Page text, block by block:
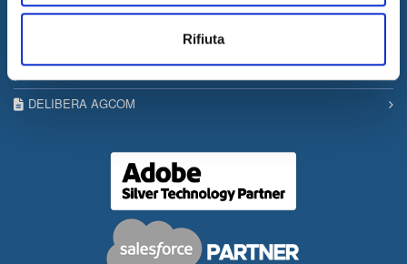
Rifiuta
WORK WITH US
DELIBERA AGCOM